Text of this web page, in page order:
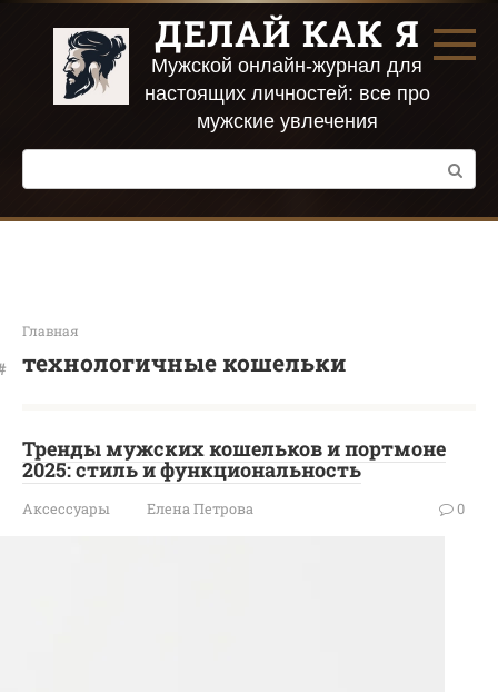
Перейти
контенту
ДЕЛАЙ КАК Я
Мужской онлайн-журнал для
настоящих личностей: все про
мужские увлечения
Поиск:
Главная
технологичные кошельки
Тренды мужских кошельков и портмоне
2025: стиль и функциональность
Аксессуары Елена Петрова 0